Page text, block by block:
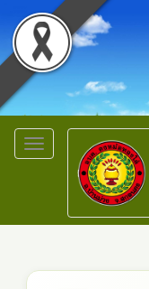
Toggle
navigation